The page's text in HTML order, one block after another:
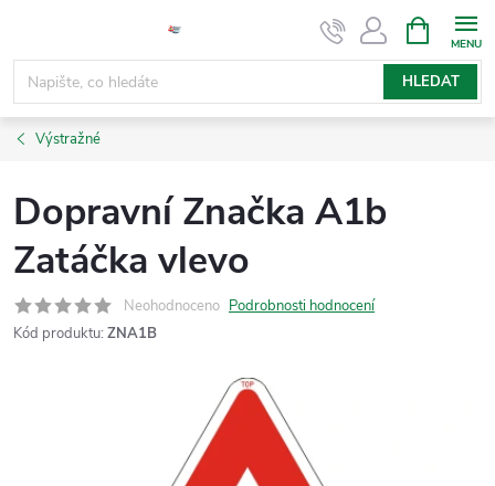
obsah
HLEDAT
NÁKUPNÍ
KOŠÍK
Výstražné
Dopravní Značka A1b
Zatáčka vlevo
Neohodnoceno Podrobnosti hodnocení
Kód produktu: ZNA1B